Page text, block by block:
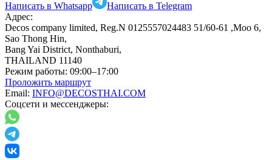
Написать в Whatsapp
Написать в Telegram
Адрес:
Decos company limited, Reg.N 0125557024483 51/60-61 ,Moo 6,
Sao Thong Hin,
Bang Yai District, Nonthaburi,
THAILAND 11140
Режим работы: 09:00–17:00
Проложить маршрут
Email: INFO@DECOSTHAI.COM
Соцсети и мессенджеры: